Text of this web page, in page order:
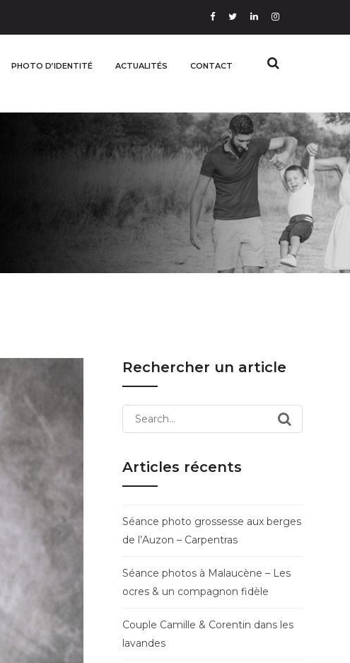
PHOTO D’IDENTITÉ ACTUALITÉS CONTACT
Rechercher un article
Search
for:
Articles récents
Séance photo grossesse aux berges
de l’Auzon – Carpentras
Séance photos à Malaucène – Les
ocres & un compagnon fidèle
Couple Camille & Corentin dans les
lavandes